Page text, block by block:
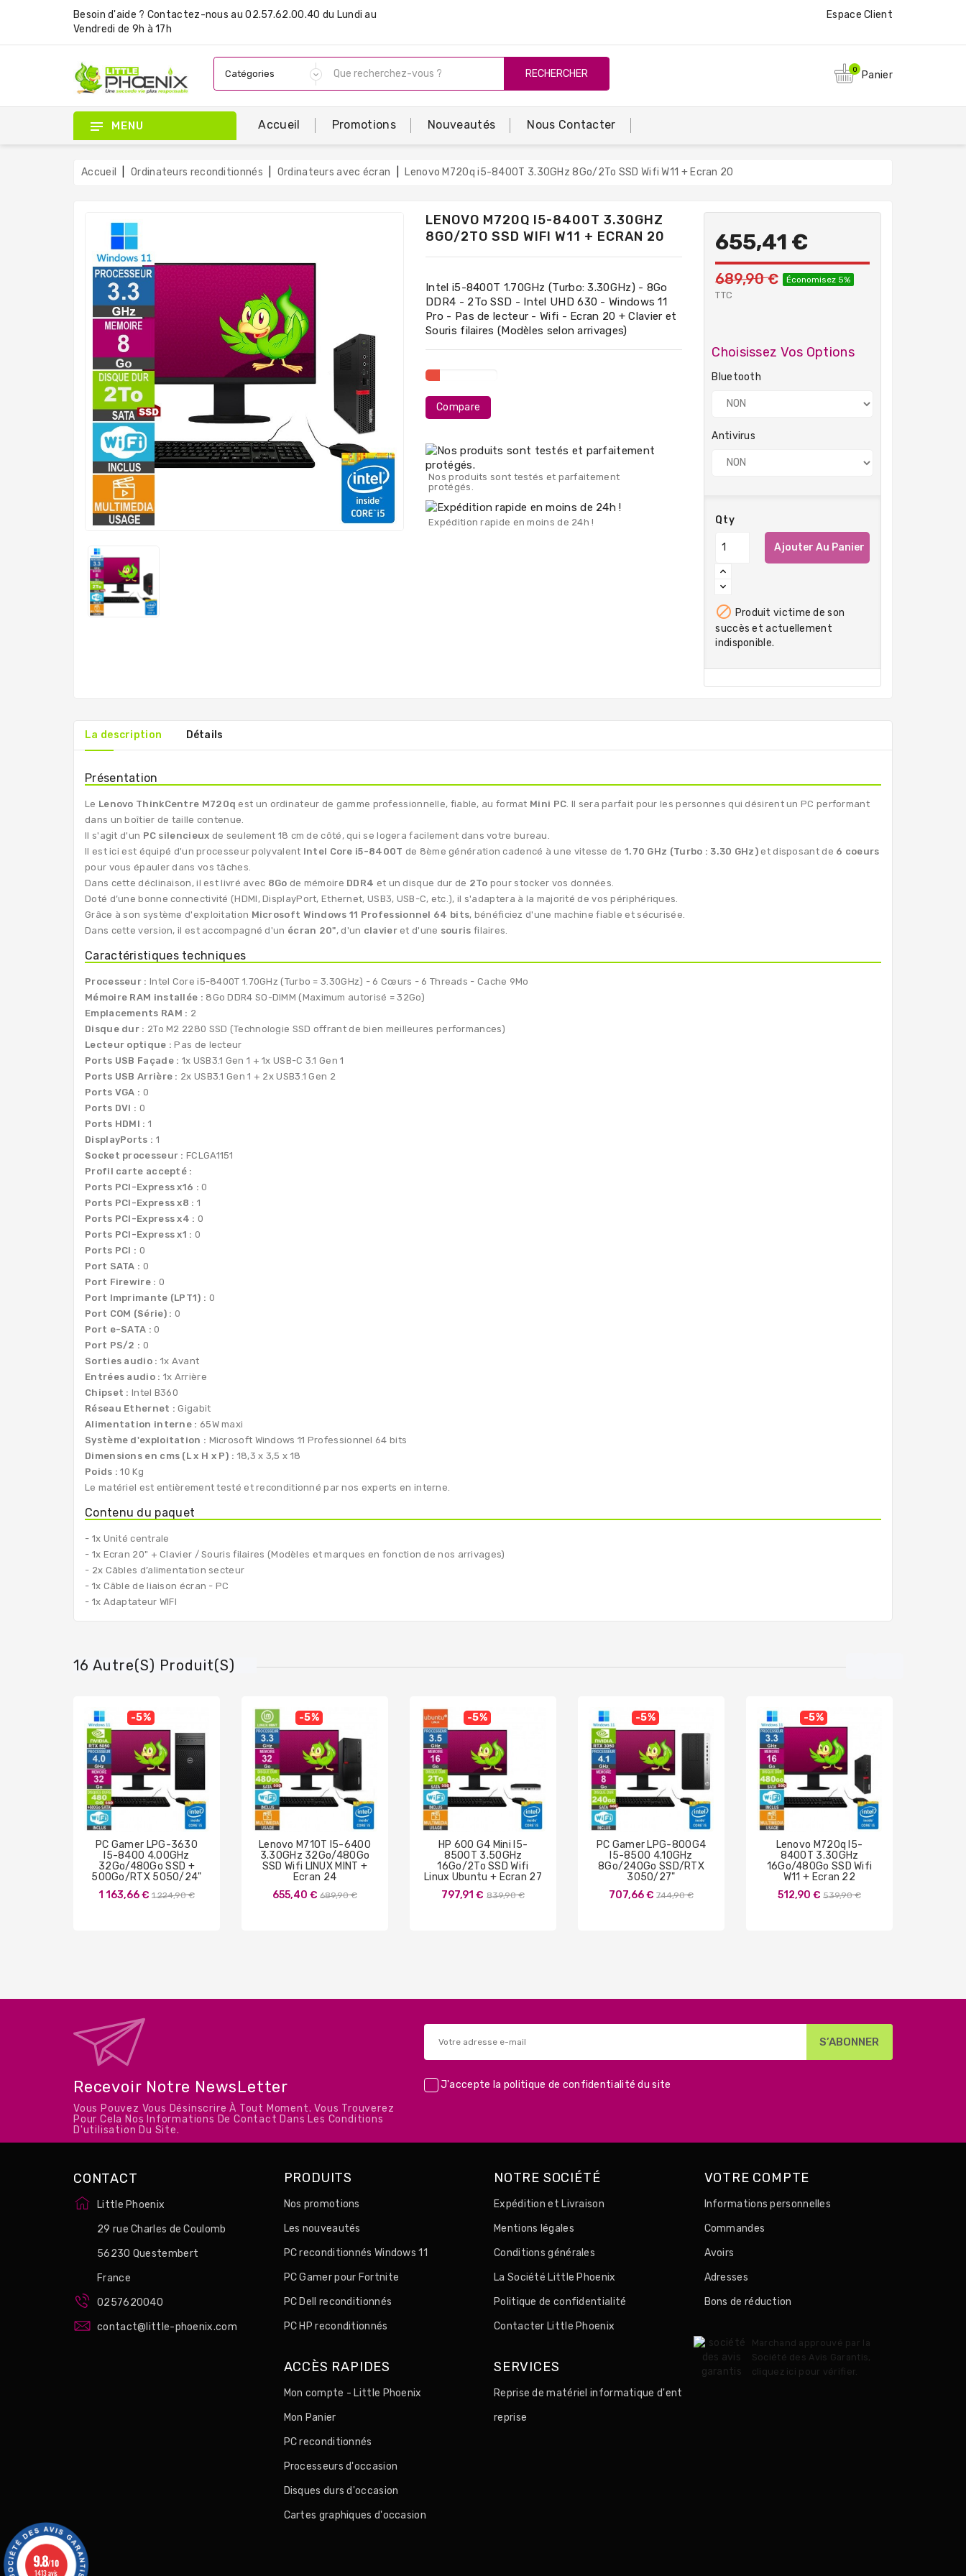
Besoin d'aide ? Contactez-nous au 02.57.62.00.40 du Lundi au
Vendredi de 9h à 17h
Espace Client
RECHERCHER 0 Panier
MENU Accueil Promotions Nouveautés Nous Contacter
Accueil Ordinateurs reconditionnés Ordinateurs avec écran Lenovo M720q i5-8400T 3.30GHz 8Go/2To SSD Wifi W11 + Ecran 20
LENOVO M720Q I5-8400T 3.30GHZ
8GO/2TO SSD WIFI W11 + ECRAN 20
Intel i5-8400T 1.70GHz (Turbo: 3.30GHz) - 8Go
DDR4 - 2To SSD - Intel UHD 630 - Windows 11
Pro - Pas de lecteur - Wifi - Ecran 20 + Clavier et
Souris filaires (Modèles selon arrivages)
Compare
Nos produits sont testés et parfaitement
protégés.
Expédition rapide en moins de 24h !
655,41 €
689,90 € Économisez 5%
TTC
Choisissez Vos Options
Bluetooth
Antivirus
Qty
Ajouter Au Panier
 Produit victime de son
succès et actuellement
indisponible.
La description Détails
Présentation
Le Lenovo ThinkCentre M720q est un ordinateur de gamme professionnelle, fiable, au format Mini PC . Il sera parfait pour les personnes qui désirent un PC performant
dans un boîtier de taille contenue.
Il s'agit d'un PC silencieux de seulement 18 cm de côté, qui se logera facilement dans votre bureau.
Il est ici est équipé d'un processeur polyvalent Intel Core i5-8400T de 8ème génération cadencé à une vitesse de 1.70 GHz (Turbo : 3.30 GHz) et disposant de 6 coeurs
pour vous épauler dans vos tâches.
Dans cette déclinaison, il est livré avec 8Go de mémoire DDR4 et un disque dur de 2To pour stocker vos données.
Doté d’une bonne connectivité (HDMI, DisplayPort, Ethernet, USB3, USB-C, etc.), il s'adaptera à la majorité de vos périphériques.
Grâce à son système d'exploitation Microsoft Windows 11 Professionnel 64 bits, bénéficiez d'une machine fiable et sécurisée.
Dans cette version, il est accompagné d'un écran 20", d'un clavieret d'une souris filaires.
Caractéristiques techniques
Processeur : Intel Core i5-8400T 1.70GHz (Turbo = 3.30GHz) - 6 Cœurs - 6 Threads - Cache 9Mo
Mémoire RAM installée : 8Go DDR4 SO-DIMM (Maximum autorisé = 32Go)
Emplacements RAM : 2
Disque dur : 2To M2 2280 SSD (Technologie SSD offrant de bien meilleures performances)
Lecteur optique : Pas de lecteur
Ports USB Façade : 1x USB3.1 Gen 1 + 1x USB-C 3.1 Gen 1
Ports USB Arrière : 2x USB3.1 Gen 1 + 2x USB3.1 Gen 2
Ports VGA : 0
Ports DVI : 0
Ports HDMI : 1
DisplayPorts : 1
Socket processeur : FCLGA1151
Profil carte accepté :
Ports PCI-Express x16 : 0
Ports PCI-Express x8 : 1
Ports PCI-Express x4 : 0
Ports PCI-Express x1 : 0
Ports PCI : 0
Port SATA : 0
Port Firewire : 0
Port Imprimante (LPT1) : 0
Port COM (Série) : 0
Port e-SATA : 0
Port PS/2 : 0
Sorties audio : 1x Avant
Entrées audio : 1x Arrière
Chipset : Intel B360
Réseau Ethernet :Gigabit
Alimentation interne : 65W maxi
Système d'exploitation : Microsoft Windows 11 Professionnel 64 bits
Dimensions en cms (L x H x P) : 18,3 x 3,5 x 18
Poids :10 Kg
Le matériel est entièrement testé et reconditionné par nos experts en interne.
Contenu du paquet
- 1x Unité centrale
- 1x Ecran 20" + Clavier / Souris filaires (Modèles et marques en fonction de nos arrivages)
- 2x Câbles d’alimentation secteur
- 1x Câble de liaison écran - PC
- 1x Adaptateur WIFI
16 Autre(s) Produit(s)
-5%
PC Gamer LPG-3630
I5-8400 4.00GHz
32Go/480Go SSD +
500Go/RTX 5050/24"
1 163,66 € Prix
1 224,90 €
-5%
Lenovo M710T I5-6400
3.30GHz 32Go/480Go
SSD Wifi LINUX MINT +
Ecran 24
655,40 € Prix
689,90 €
-5%
HP 600 G4 Mini I5-
8500T 3.50GHz
16Go/2To SSD Wifi
Linux Ubuntu + Ecran 27
797,91 € Prix
839,90 €
-5%
PC Gamer LPG-800G4
I5-8500 4.10GHz
8Go/240Go SSD/RTX
3050/27"
707,66 € Prix
744,90 €
-5%
Lenovo M720q I5-
8400T 3.30GHz
16Go/480Go SSD Wifi
W11 + Ecran 22
512,90 € Prix
539,90 €
Recevoir Notre NewsLetter
Vous Pouvez Vous Désinscrire À Tout Moment. Vous Trouverez
Pour Cela Nos Informations De Contact Dans Les Conditions
D'utilisation Du Site.
J'accepte la politique de confidentialité du site
CONTACT
Little Phoenix
29 rue Charles de Coulomb
56230 Questembert
France
0257620040
contact@little-phoenix.com
PRODUITS
Nos promotions
Les nouveautés
PC reconditionnés Windows 11
PC Gamer pour Fortnite
PC Dell reconditionnés
PC HP reconditionnés
NOTRE SOCIÉTÉ
Expédition et Livraison
Mentions légales
Conditions générales
La Société Little Phoenix
Politique de confidentialité
Contacter Little Phoenix
ACCÈS RAPIDES
Mon compte - Little Phoenix
Mon Panier
PC reconditionnés
Processeurs d'occasion
Disques durs d'occasion
Cartes graphiques d'occasion
SERVICES
Reprise de matériel informatique d'ent
reprise
VOTRE COMPTE
Informations personnelles
Commandes
Avoirs
Adresses
Bons de réduction
Marchand approuvé par la
Société des Avis Garantis,
cliquez ici pour vérifier
9.8/10
1413 avis